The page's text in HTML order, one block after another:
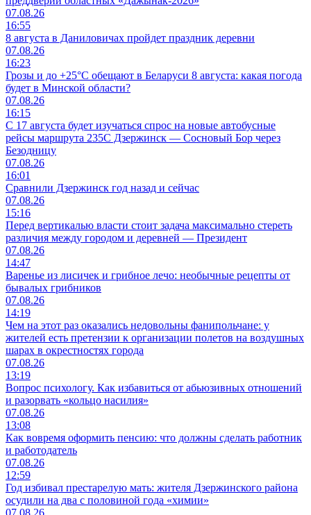
07.08.26
16:55
8 августа в Даниловичах пройдет праздник деревни
07.08.26
16:23
Грозы и до +25°С обещают в Беларуси 8 августа: какая погода
будет в Минской области?
07.08.26
16:15
С 17 августа будет изучаться спрос на новые автобусные
рейсы маршрута 235С Дзержинск — Сосновый Бор через
Безодницу
07.08.26
16:01
Сравнили Дзержинск год назад и сейчас
07.08.26
15:16
Перед вертикалью власти стоит задача максимально стереть
различия между городом и деревней — Президент
07.08.26
14:47
Варенье из лисичек и грибное лечо: необычные рецепты от
бывалых грибников
07.08.26
14:19
Чем на этот раз оказались недовольны фанипольчане: у
жителей есть претензии к организации полетов на воздушных
шарах в окрестностях города
07.08.26
13:19
Вопрос психологу. Как избавиться от абьюзивных отношений
и разорвать «кольцо насилия»
07.08.26
13:08
Как вовремя оформить пенсию: что должны сделать работник
и работодатель
07.08.26
12:59
Год избивал престарелую мать: жителя Дзержинского района
осудили на два с половиной года «химии»
07.08.26